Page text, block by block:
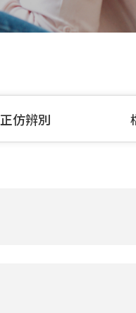
正仿辨別
注意下一期，或下下期